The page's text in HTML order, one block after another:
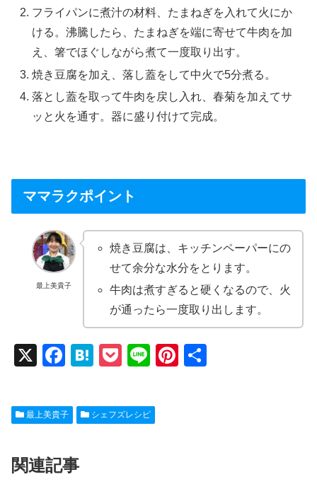
フライパンに煮汁の材料、たまねぎを入れて火にか
ける。沸騰したら、たまねぎを端に寄せて牛肉を加
え、箸でほぐしながら煮て一度取り出す。
焼き豆腐を加え、落し蓋をして中火で5分煮る。
落とし蓋を取って牛肉を戻し入れ、春菊を加えてサ
ッと火を通す。器に盛り付けて完成。
ママラクポイント
最上美貴子
焼き豆腐は、キッチンペーパーにの
せて余分な水分をとります。
牛肉は煮すぎると硬くなるので、火
が通ったら一度取り出します。
X
F
c
e
o
H
e
n
P
ck
et
Li
e
Pi
最上美貴子 シェフズレシピ
関連記事